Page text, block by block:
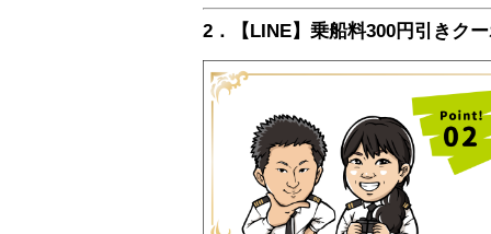
2．【LINE】乗船料300円引きク